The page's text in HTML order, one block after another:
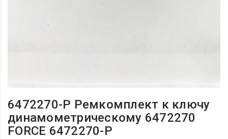
6472270-P Ремкомплект к ключу
динамометрическому 6472270
FORCE 6472270-P